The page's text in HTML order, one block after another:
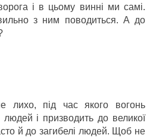
і в цьому винні ми самі.
з ним поводиться. А до
під час якого вогонь
людей і призводить до великої
й до загибелі людей. Щоб не